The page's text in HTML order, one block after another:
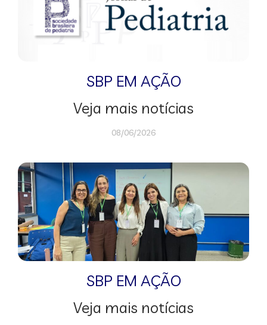
SBP EM AÇÃO
Veja mais notícias
08/06/2026
SBP EM AÇÃO
Veja mais notícias